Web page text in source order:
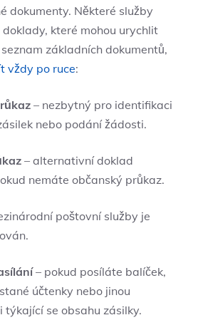
dokumenty. Některé služby
které mohou urychlit
základních dokumentů,
vždy po ruce:
– nezbytný pro identifikaci
nebo podání žádosti.
– alternativní doklad
nemáte občanský průkaz.
poštovní služby je
– pokud posíláte balíček,
účtenky nebo jinou
týkající se obsahu zásilky.